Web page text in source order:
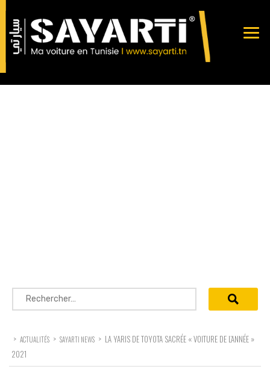
Rechercher :
> ACTUALITÉS > SAYARTI NEWS > LA YARIS DE TOYOTA SACRÉE « VOITURE DE L’ANNÉE »
2021